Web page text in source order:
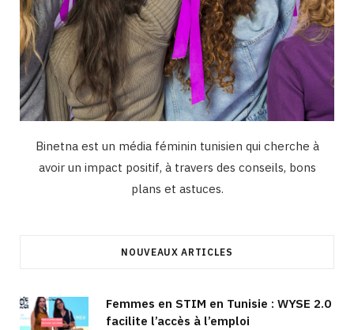
Binetna est un média féminin tunisien qui cherche à
avoir un impact positif, à travers des conseils, bons
plans et astuces.
NOUVEAUX ARTICLES
Femmes en STIM en Tunisie : WYSE 2.0
facilite l’accès à l’emploi